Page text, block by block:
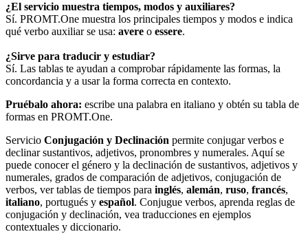
¿El servicio muestra tiempos, modos y auxiliares?
Sí. PROMT.One muestra los principales tiempos y modos e indica
qué verbo auxiliar se usa: avere o essere.
¿Sirve para traducir y estudiar?
Sí. Las tablas te ayudan a comprobar rápidamente las formas, la
concordancia y a usar la forma correcta en contexto.
Pruébalo ahora: escribe una palabra en italiano y obtén su tabla de
formas en PROMT.One.
Servicio Conjugación y Declinación permite conjugar verbos e
declinar sustantivos, adjetivos, pronombres y numerales. Aquí se
puede conocer el género y la declinación de sustantivos, adjetivos y
numerales, grados de comparación de adjetivos, conjugación de
verbos, ver tablas de tiempos para inglés, alemán, ruso, francés,
italiano, portugués y español. Conjugue verbos, aprenda reglas de
conjugación y declinación, vea traducciones en ejemplos
contextuales y diccionario.